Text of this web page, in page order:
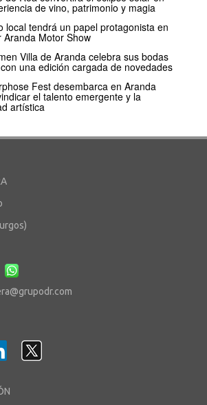
de vino, patrimonio y magia
local tendrá un papel protagonista en
Aranda Motor Show
Villa de Aranda celebra sus bodas
una edición cargada de novedades
Fest desembarca en Aranda
el talento emergente y la
artística